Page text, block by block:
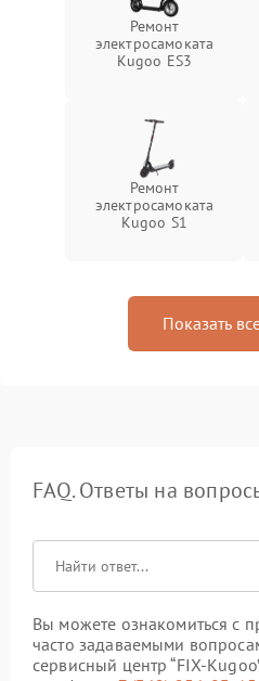
Ремонт
электросамоката
Kugoo ES3
Ремонт
электросамоката
Kugoo S1
Показать
FAQ. Ответы на
Вы можете ознакомиться с
часто задаваемыми
сервисный центр “FIX-